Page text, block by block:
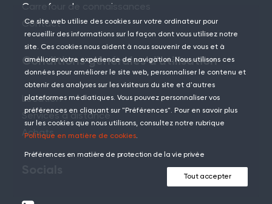
Carrefour de connaissances
Contact
Conditions générales d'utilisation
Location
Services à distance
Achats
Ce site web utilise des cookies sur votre ordinateur pour
recueillir des informations sur la façon dont vous utilisez notre
site. Ces cookies nous aident à nous souvenir de vous et à
améliorer votre expérience de navigation. Nous utilisons ces
données pour améliorer le site web, personnaliser le contenu et
obtenir des analyses sur les visiteurs du site et d'autres
plateformes médiatiques. Vous pouvez personnaliser vos
préférences en cliquant sur "Préférences". Pour en savoir plus
sur les cookies que nous utilisons, consultez notre rubrique
Politique en matière de cookies.
Préférences en matière de protection de la vie privée
Tout accepter